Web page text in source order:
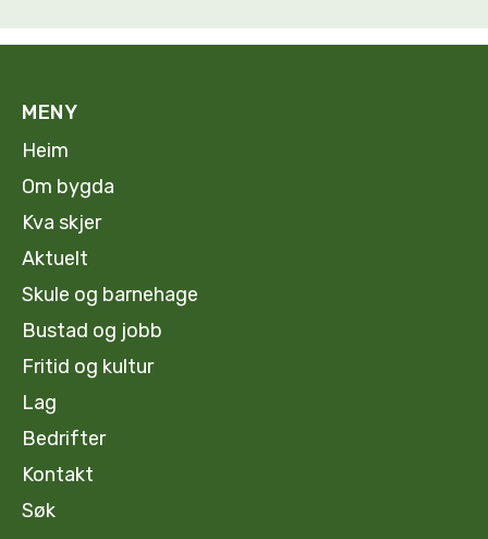
MENY
Heim
Om bygda
Kva skjer
Aktuelt
Skule og barnehage
Bustad og jobb
Fritid og kultur
Lag
Bedrifter
Kontakt
Søk